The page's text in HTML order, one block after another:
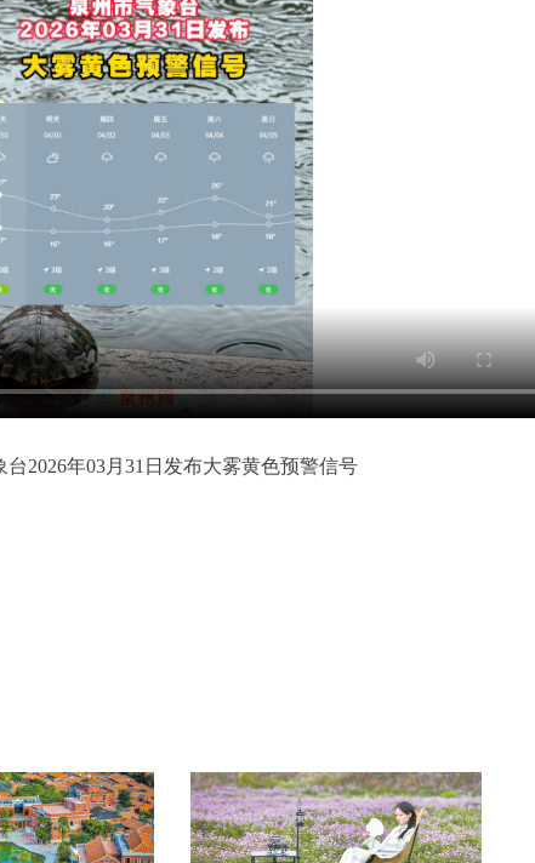
台2026年03月31日发布大雾黄色预警信号